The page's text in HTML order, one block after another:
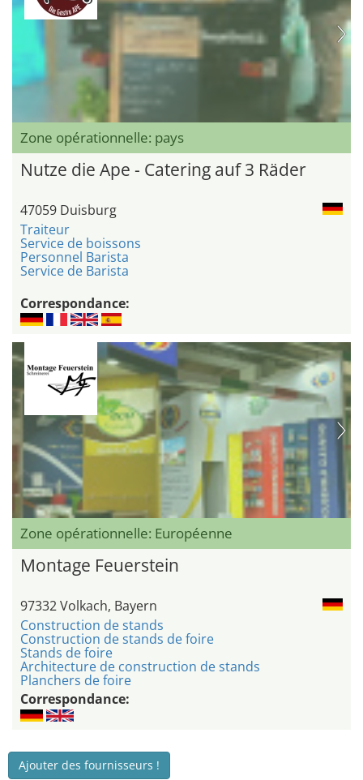
Zone opérationnelle: pays
Nutze die Ape - Catering auf 3 Räder
47059 Duisburg
Traiteur
Service de boissons
Personnel Barista
Service de Barista
Correspondance:
Zone opérationnelle: Européenne
Montage Feuerstein
97332 Volkach, Bayern
Construction de stands
Construction de stands de foire
Stands de foire
Architecture de construction de stands
Planchers de foire
Correspondance:
Ajouter des fournisseurs !